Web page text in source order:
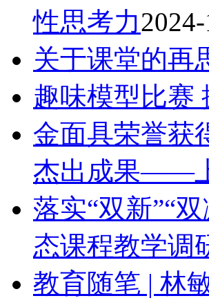
性思考力
关于课堂的再
趣味模型比赛
金面具荣誉获
杰出成果——
落实“双新”“
态课程教学调
教育随笔 | 林